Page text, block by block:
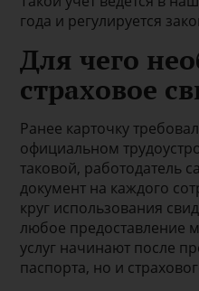
года и регулируется
Для чего
страховое
Ранее карточку
официальном
таковой, работодатель
документ на каждого
круг использования
любое предоставление
услуг начинают после
паспорта, но и